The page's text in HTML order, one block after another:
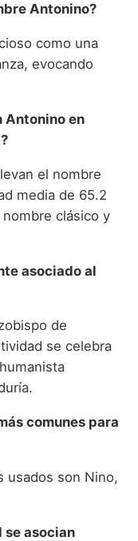
Antonino?
como una
evocando
Antonino en
el nombre
media de 65.2
clásico y
asociado al
de
se celebra
comunes para
usados son Nino,
se asocian